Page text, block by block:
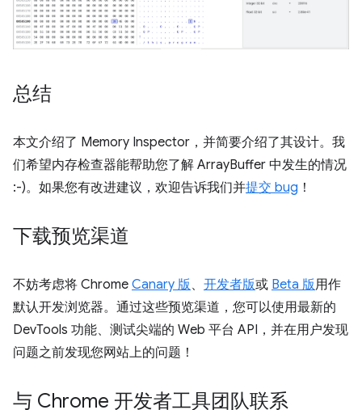
总结
本文介绍了 Memory Inspector，并简要介绍了其设计。我
们希望内存检查器能帮助您了解 ArrayBuffer 中发生的情况
:-)。如果您有改进建议，欢迎告诉我们并提交 bug ！
下载预览渠道
不妨考虑将 Chrome Canary 版 、 开发者版或 Beta 版用作
默认开发浏览器。通过这些预览渠道，您可以使用最新的
DevTools 功能、测试尖端的 Web 平台 API，并在用户发现
问题之前发现您网站上的问题！
与 Chrome 开发者工具团队联系